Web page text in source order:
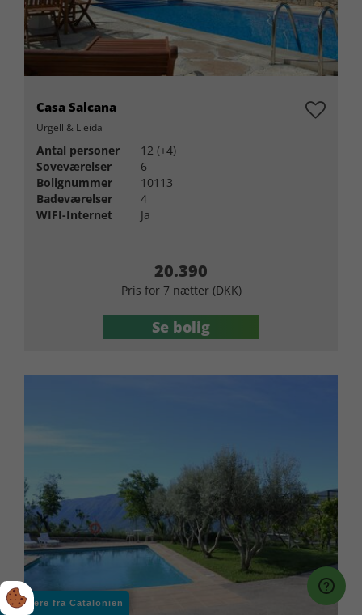
Casa Salcana
Urgell & Lleida
Antal personer
12 (+4)
Soveværelser
6
Bolignummer
10113
Badeværelser
4
WIFI-Internet
Ja
20.390
Pris for 7 nætter (DKK)
Se bolig
Hør mere fra Catalonien